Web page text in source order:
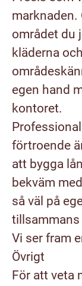
marknaden.
området du
kläderna
egen hand
kontoret.
förtroende
att bygga
bekväm
så väl på
tillsammans
Vi ser fram
Övrigt
För att veta